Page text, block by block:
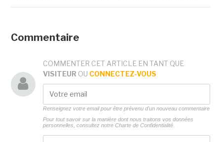
Commentaire
COMMENTER CET ARTICLE EN TANT QUE
VISITEUR OU CONNECTEZ-VOUS
Renseignez votre email pour être prévenu d'un nouveau commentaire
Pour tout savoir sur la manière dont nous traitons vos données
personnelles, consultez notre Charte de Confidentialité.